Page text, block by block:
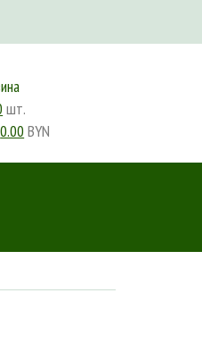
шт.
0.00 BYN